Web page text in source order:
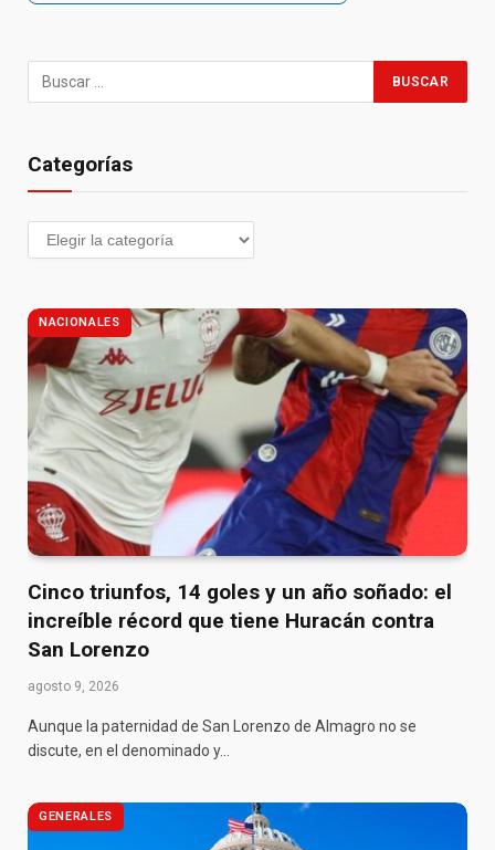
Categorías
NACIONALES
Cinco triunfos, 14 goles y un año soñado: el
increíble récord que tiene Huracán contra
San Lorenzo
agosto 9, 2026
Aunque la paternidad de San Lorenzo de Almagro no se
discute, en el denominado y…
GENERALES